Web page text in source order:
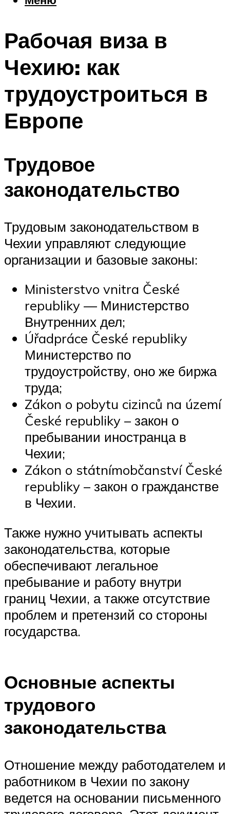
Шоппинг
Меню
Рабочая виза в
Чехию: как
трудоустроиться в
Европе
Трудовое
законодательство
Трудовым законодательством в
Чехии управляют следующие
организации и базовые законы:
Ministerstvo vnitra České
republiky — Министерство
Внутренних дел;
Úřadpráce České republiky
Министерство по
трудоустройству, оно же биржа
труда;
Zákon o pobytu cizinců na území
České republiky – закон о
пребывании иностранца в
Чехии;
Zákon o státnímobčanství České
republiky – закон о гражданстве
в Чехии.
Также нужно учитывать аспекты
законодательства, которые
обеспечивают легальное
пребывание и работу внутри
границ Чехии, а также отсутствие
проблем и претензий со стороны
государства.
Основные аспекты
трудового
законодательства
Отношение между работодателем и
работником в Чехии по закону
ведется на основании письменного